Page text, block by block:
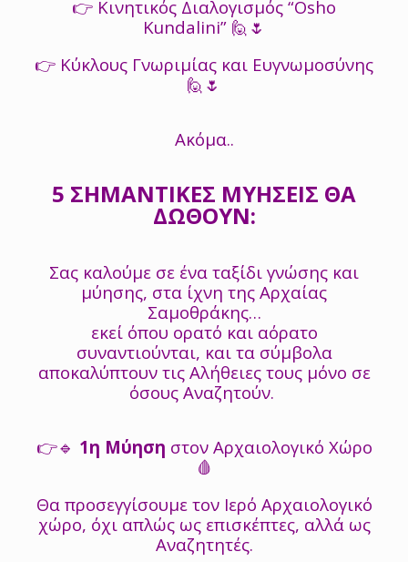
👉 Κινητικός Διαλογισμός “Osho
Kundalini” 🙋🌷
👉 Κύκλους Γνωριμίας και Ευγνωμοσύνης
🙋🌷
Ακόμα..
5 ΣΗΜΑΝΤΙΚΕΣ ΜΥΗΣΕΙΣ ΘΑ
ΔΩΘΟΥΝ:
Σας καλούμε σε ένα ταξίδι γνώσης και
μύησης, στα ίχνη της Αρχαίας
Σαμοθράκης…
εκεί όπου ορατό και αόρατο
συναντιούνται, και τα σύμβολα
αποκαλύπτουν τις Αλήθειες τους μόνο σε
όσους Αναζητούν.
👉🔹 1η Μύηση στον Αρχαιολογικό Χώρο
🩸
Θα προσεγγίσουμε τον Ιερό Αρχαιολογικό
χώρο, όχι απλώς ως επισκέπτες, αλλά ως
Αναζητητές.